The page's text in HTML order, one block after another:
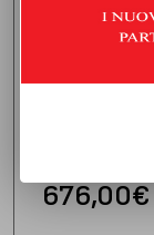
€
676,00